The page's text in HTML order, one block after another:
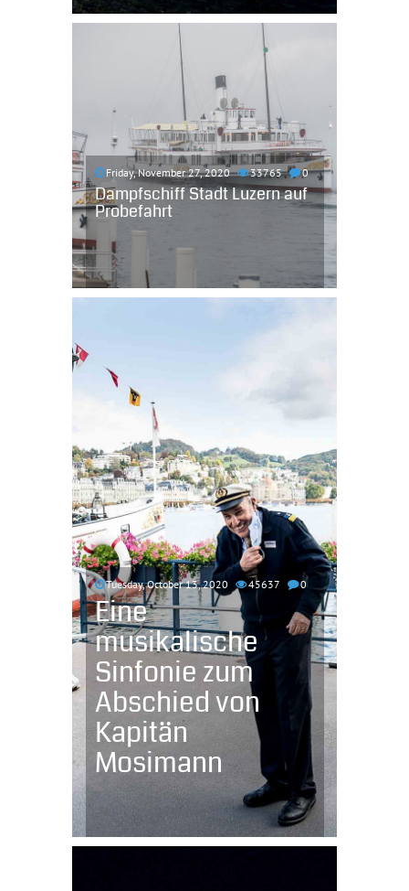
Friday, November 27, 2020 33765 0
Dampfschiff Stadt Luzern auf
Probefahrt
Tuesday, October 13, 2020 45637 0
Eine
musikalische
Sinfonie zum
Abschied von
Kapitän
Mosimann